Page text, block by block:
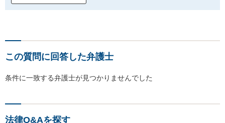
この質問に回答した弁護士
条件に一致する弁護士が見つかりませんでした
法律Q&Aを探す